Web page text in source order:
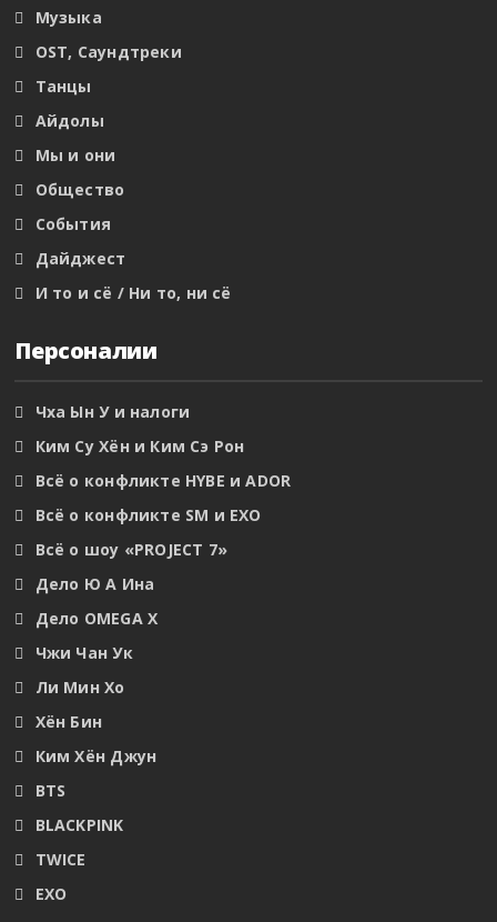
Музыка
OST, Саундтреки
Танцы
Айдолы
Мы и они
Общество
События
Дайджест
И то и сё / Ни то, ни сё
Персоналии
Чха Ын У и налоги
Ким Су Хён и Ким Сэ Рон
Всё о конфликте HYBE и ADOR
Всё о конфликте SM и EXO
Всё о шоу «PROJECT 7»
Дело Ю А Ина
Дело OMEGA X
Чжи Чан Ук
Ли Мин Хо
Хён Бин
Ким Хён Джун
BTS
BLACKPINK
TWICE
EXO